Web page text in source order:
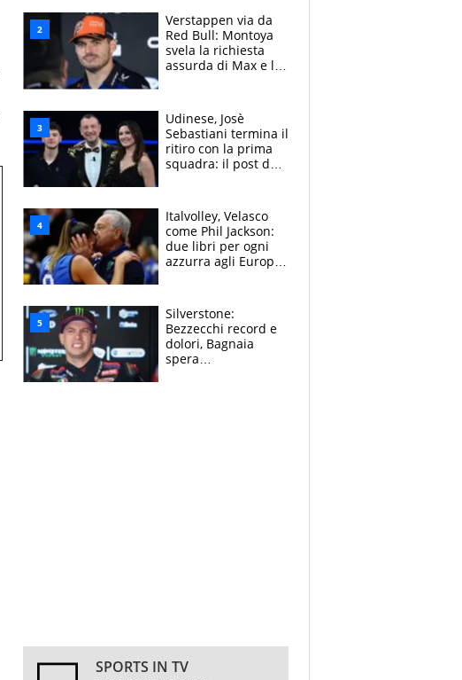
azzurri
Verstappen via da
Red Bull: Montoya
svela la richiesta
assurda di Max e lo
McLaren siano
meglio?”
Udinese, Josè
Sebastiani termina il
ritiro con la prima
squadra: il post del
sfondo
Italvolley, Velasco
come Phil Jackson:
due libri per ogni
azzurra agli Europei.
Silverstone:
Bezzecchi record e
dolori, Bagnaia
spera
SPORTS IN TV